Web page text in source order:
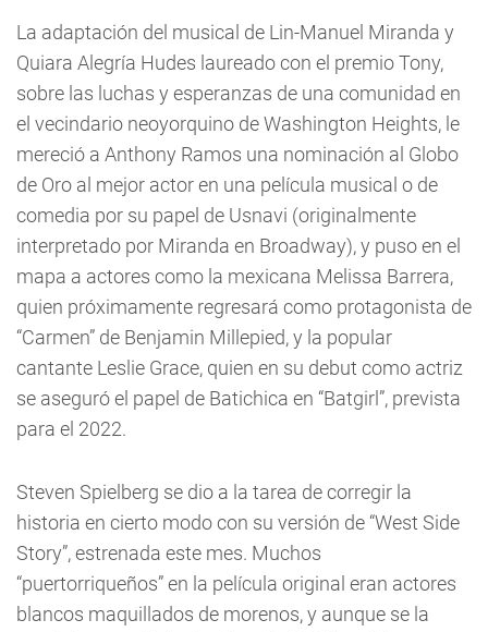
La adaptación del musical de Lin-Manuel Miranda y
Quiara Alegría Hudes laureado con el premio Tony,
sobre las luchas y esperanzas de una comunidad en
el vecindario neoyorquino de Washington Heights, le
mereció a Anthony Ramos una nominación al Globo
de Oro al mejor actor en una película musical o de
comedia por su papel de Usnavi (originalmente
interpretado por Miranda en Broadway), y puso en el
mapa a actores como la mexicana Melissa Barrera,
quien próximamente regresará como protagonista de
“Carmen” de Benjamin Millepied, y la popular
cantante Leslie Grace, quien en su debut como actriz
se aseguró el papel de Batichica en “Batgirl”, prevista
para el 2022.
Steven Spielberg se dio a la tarea de corregir la
historia en cierto modo con su versión de “West Side
Story”, estrenada este mes. Muchos
“puertorriqueños” en la película original eran actores
blancos maquillados de morenos, y aunque se la